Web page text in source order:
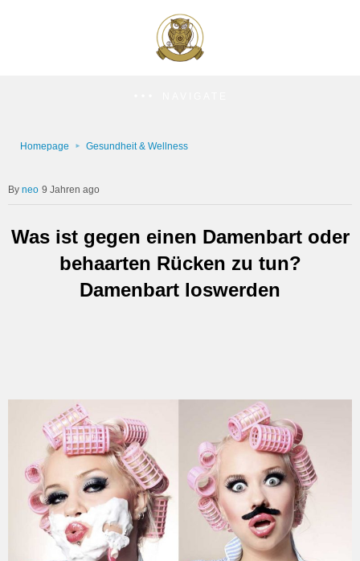
Homepage Gesundheit & Wellness
neo 9 Jahren ago
Was ist gegen einen Damenbart oder
behaarten Rücken zu tun?
Damenbart loswerden